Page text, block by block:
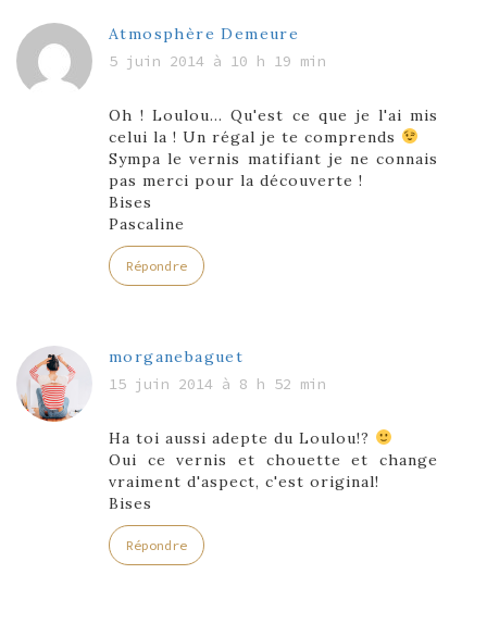
Atmosphère Demeure
5 juin 2014 à 10 h 19 min
Oh ! Loulou… Qu'est ce que je l'ai mis
celui la ! Un régal je te comprends
Sympa le vernis matifiant je ne connais
pas merci pour la découverte !
Bises
Pascaline
Répondre
morganebaguet
15 juin 2014 à 8 h 52 min
Ha toi aussi adepte du Loulou!?
Oui ce vernis et chouette et change
vraiment d'aspect, c'est original!
Bises
Répondre